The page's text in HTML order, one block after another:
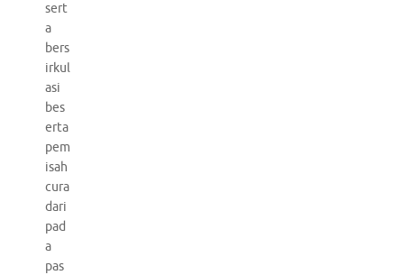
sert
a
bers
irkul
asi
bes
erta
pem
isah
cura
dari
pad
a
pas